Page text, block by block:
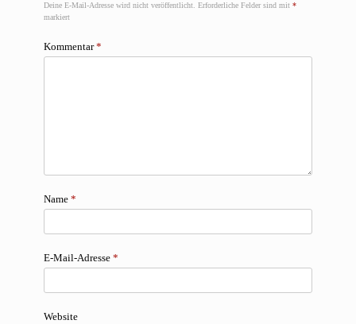
Deine E-Mail-Adresse wird nicht veröffentlicht. Erforderliche Felder sind mit *
markiert
Kommentar*
Name *
E-Mail-Adresse *
Website